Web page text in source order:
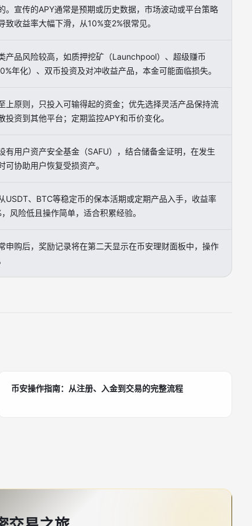
。宣传的APY通常是预期或历史数据，市场波动或平台策略
致收益率大幅下滑，从10%变2%很常见。
产品风险较高，如质押挖矿（Launchpool）、超级赚币
年化）、双币投资及对冲收益产品，本金可能面临损失。
上原则，只投入可输得起的资金；优先选择灵活产品保持流
投资到其他平台；定期监控APY和币价变化。
有用户资产安全基金（SAFU），结合储备金证明，在发生
可协助用户恢复受损资产。
USDT、BTC等稳定币的保本活期或定期产品入手，收益率
风险低且操作简单，适合积累经验。
申购后，奖励记录将在第二天显示在币安理财面板中，操作
币安操作指南：从注册、入金到交易的完整流程